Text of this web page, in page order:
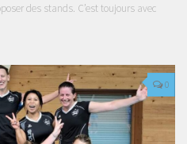
des stands. C’est toujours avec
0